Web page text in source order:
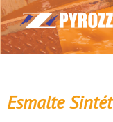
Esmalte